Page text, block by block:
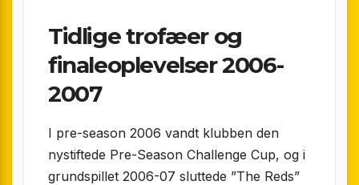
Tidlige trofæer og
finaleoplevelser 2006-
2007
I pre-season 2006 vandt klubben den
nystiftede Pre-Season Challenge Cup, og i
grundspillet 2006-07 sluttede ”The Reds”